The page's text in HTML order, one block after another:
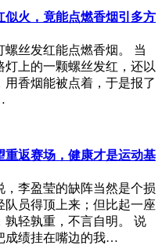
火，竟能点燃香烟引多方
丝发红能点燃香烟。 当
上的一颗螺丝发红，还以
香烟能被点着，于是报了
返赛场，健康才是运动基
李盈莹的缺阵当然是个损
员得顶上来；但比起一座
轻孰重，不言自明。 说
成绩挂在嘴边的我…